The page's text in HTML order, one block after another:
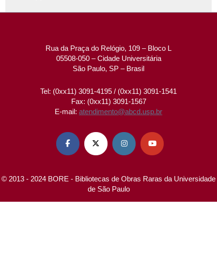
Rua da Praça do Relógio, 109 – Bloco L
05508-050 – Cidade Universitária
São Paulo, SP – Brasil
Tel: (0xx11) 3091-4195 / (0xx11) 3091-1541
Fax: (0xx11) 3091-1567
E-mail: atendimento@abcd.usp.br
   
© 2013 - 2024 BORE - Bibliotecas de Obras Raras da Universidade
de São Paulo